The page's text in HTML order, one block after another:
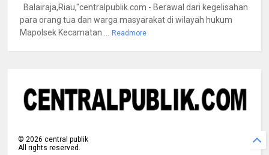
Balairaja,Riau,"centralpublik.com - Berawal dari kegelisahan
para orang tua dan warga masyarakat di wilayah hukum
Mapolsek Kecamatan ...
Readmore
©2026 central publik
All rights reserved.